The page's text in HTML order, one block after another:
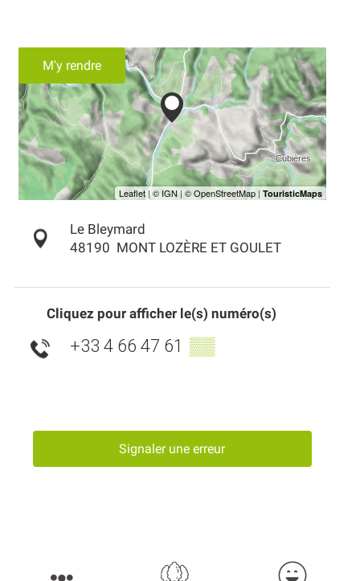
M'y rendre
Le Bleymard
48190 MONT LOZÈRE ET GOULET
Cliquez pour afficher le(s) numéro(s)
+33 4 66 47 61 ▒▒
Signaler une erreur